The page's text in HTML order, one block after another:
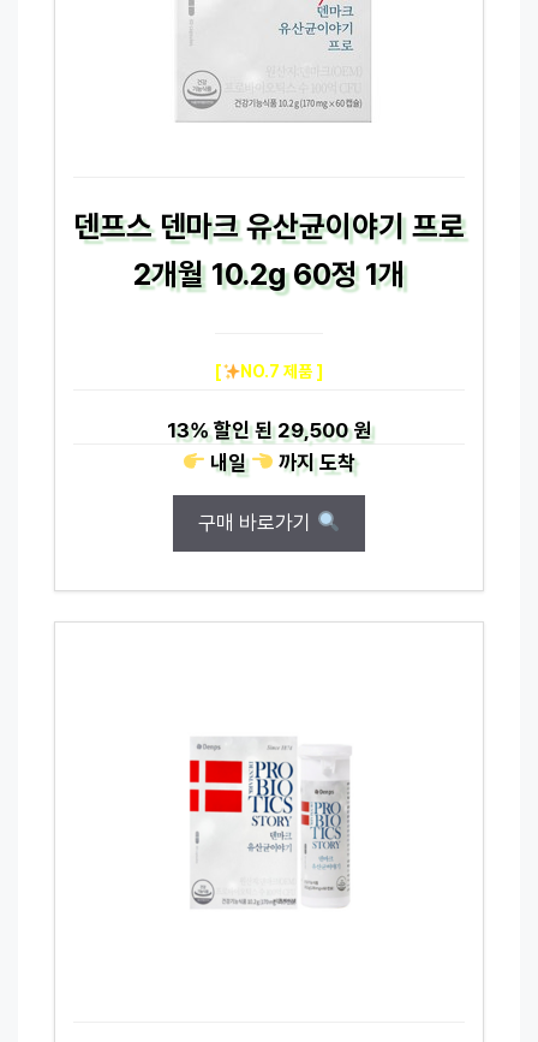
덴프스 덴마크 유산균이야기 프로
2개월 10.2g 60정 1개
[ NO.7 제품 ]
13%할인 된29,500 원
내일
까지도착
구매 바로가기